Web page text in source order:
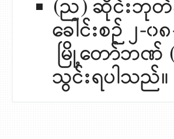
(ည) ဆိုင်းဘုတ်ခွ
ခေါင်းစဉ် ၂-
မြို့တော်ဘဏ်
သွင်းရပါသည်။